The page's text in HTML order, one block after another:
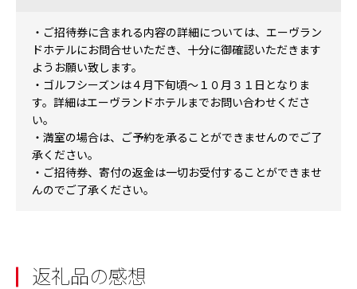
・ご招待券に含まれる内容の詳細については、エーヴラン
ドホテルにお問合せいただき、十分に御確認いただきます
ようお願い致します。
・ゴルフシーズンは４月下旬頃～１０月３１日となりま
す。詳細はエーヴランドホテルまでお問い合わせくださ
い。
・満室の場合は、ご予約を承ることができませんのでご了
承ください。
・ご招待券、寄付の返金は一切お受付することができませ
んのでご了承ください。
返礼品の感想